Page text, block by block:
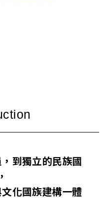
到獨立的民族國
化國族建構一體